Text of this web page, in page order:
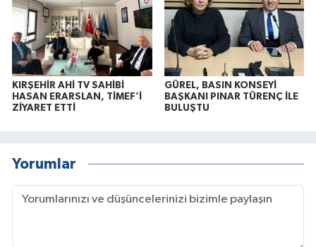
KIRŞEHİR AHİ TV SAHİBİ
HASAN ERARSLAN, TİMEF’İ
ZİYARET ETTİ
GÜREL, BASIN KONSEYİ
BAŞKANI PINAR TÜRENÇ İLE
BULUŞTU
Yorumlar